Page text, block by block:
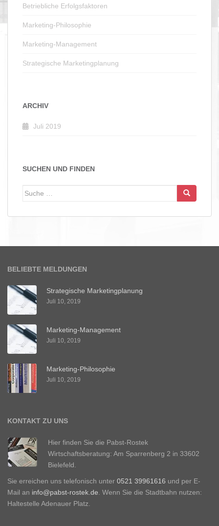
Betriebliche Erfolgsfaktoren
Marketing-Philosophie
Marketing-Management
Strategische Marketingplanung
ARCHIV
Juli 2019
SUCHEN UND FINDEN
Suche
BELIEBTE MELDUNGEN
Strategische Marketingplanung
Juli 10, 2019
Marketing-Management
Juli 10, 2019
Marketing-Philosophie
Juli 10, 2019
KONTAKT ZU UNS
Hier finden Sie die Pabst-Rostek
Wirtschaftsberatung: Am Sparrenberg 2 in 33602
Bielefeld.
Sie erreichen uns telefonisch unter 0521 39961616 und per E-
Mail an info@pabst-rostek.de . Wenn Sie die Stadtbahn nutzen:
Haltestelle Adenauer Platz.